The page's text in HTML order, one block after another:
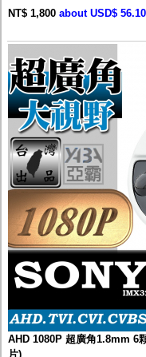
NT$ 1,800 about USD$ 56.10
AHD 1080P 超廣角1.8mm 6
片)